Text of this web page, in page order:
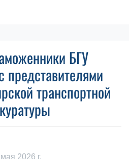
БГУ
представителями
транспортной
2026 г.